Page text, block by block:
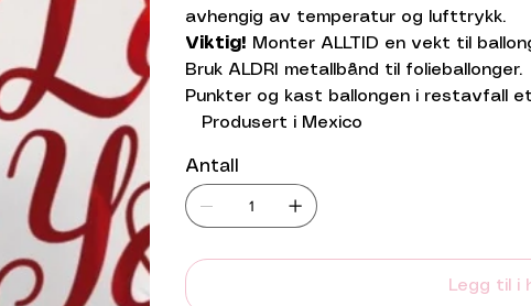
avhengig av temperatur og lufttrykk.
Viktig! Monter ALLTID en vekt til
Bruk ALDRI metallbånd til folieballonger.
Punkter og kast ballongen i restavfall
Produsert i Mexico
Antall
Legg til i